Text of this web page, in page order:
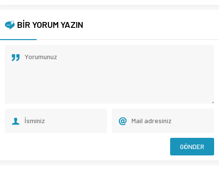
BİR YORUM YAZIN